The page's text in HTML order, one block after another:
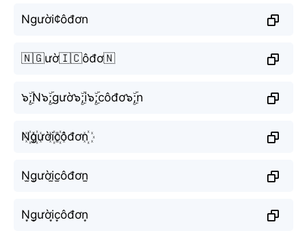
Người¢ôđơn
🇳🇬ườ🇮🇨ôđơ🇳
๖ۣۜ;N๖ۣۜ;gườ๖ۣۜ;i๖ۣۜ;côđơ๖ۣۜ;n
N꙰g꙰ười꙰c꙰ôđơn꙰
N̫g̫ười̫c̫ôđơn̫
N͙g͙ười͙c͙ôđơn͙